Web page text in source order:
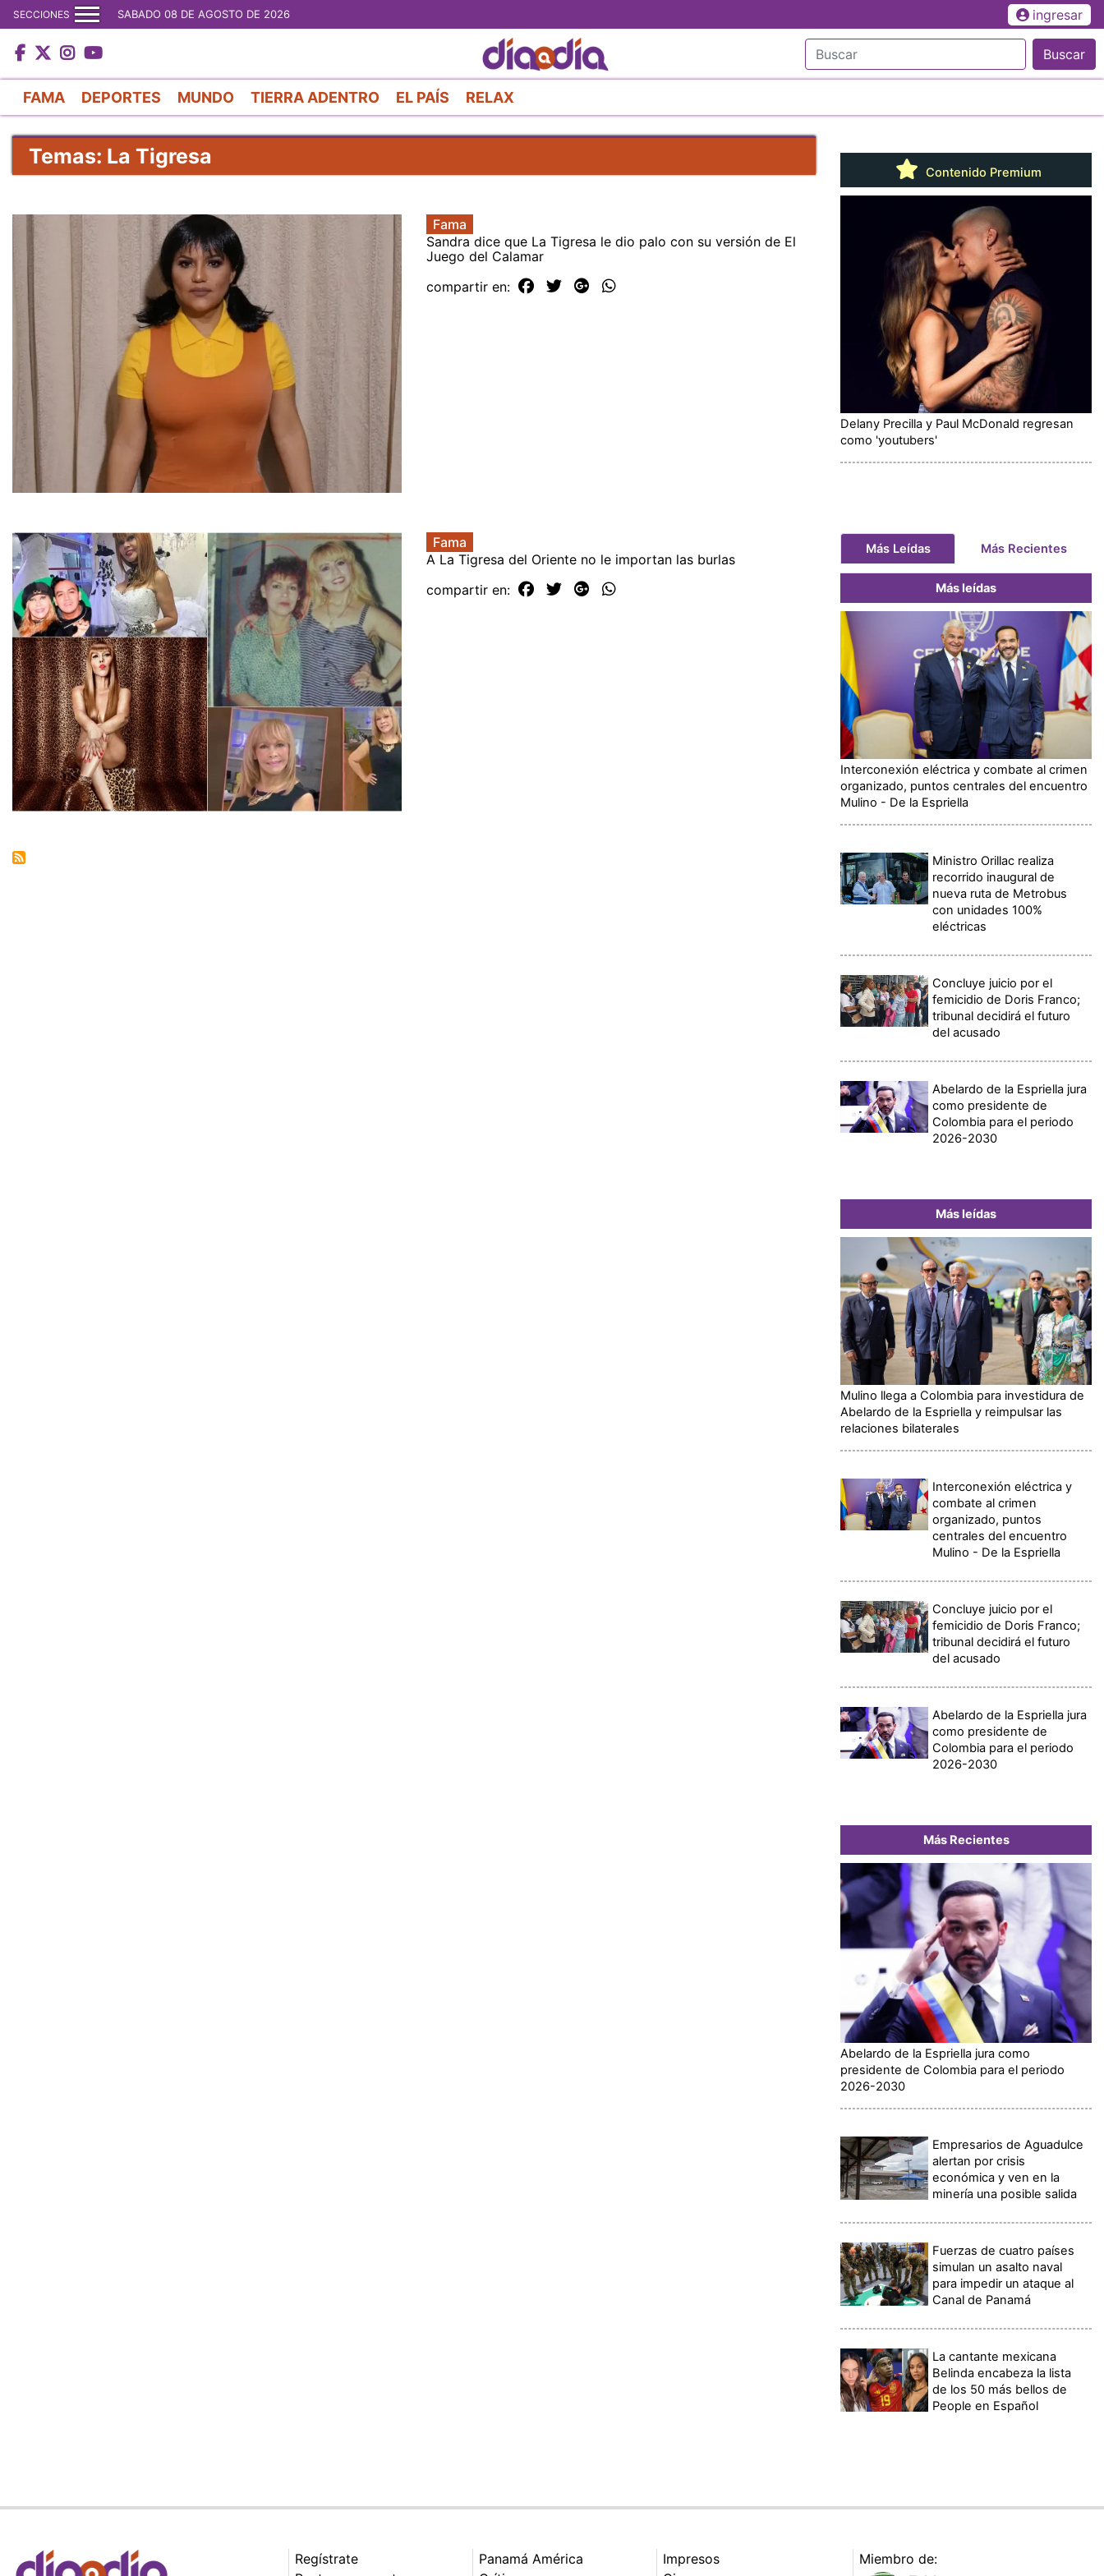
al
contenido
principal
SECCIONES SABADO 08 DE AGOSTO DE 2026 ingresar
Buscar
FAMA DEPORTES MUNDO TIERRA ADENTRO EL PAÍS RELAX
Temas: La Tigresa
Fama
Sandra dice que La Tigresa le dio palo con su versión de El
Juego del Calamar
compartir en:
Fama
A La Tigresa del Oriente no le importan las burlas
compartir en:
Contenido Premium
Delany Precilla y Paul McDonald regresan
como 'youtubers'
Más Leídas Más Recientes
Más leídas
Interconexión eléctrica y combate al crimen
organizado, puntos centrales del encuentro
Mulino - De la Espriella
Ministro Orillac realiza
recorrido inaugural de
nueva ruta de Metrobus
con unidades 100%
eléctricas
Concluye juicio por el
femicidio de Doris Franco;
tribunal decidirá el futuro
del acusado
Abelardo de la Espriella jura
como presidente de
Colombia para el periodo
2026-2030
Más leídas
Mulino llega a Colombia para investidura de
Abelardo de la Espriella y reimpulsar las
relaciones bilaterales
Interconexión eléctrica y
combate al crimen
organizado, puntos
centrales del encuentro
Mulino - De la Espriella
Concluye juicio por el
femicidio de Doris Franco;
tribunal decidirá el futuro
del acusado
Abelardo de la Espriella jura
como presidente de
Colombia para el periodo
2026-2030
Más Recientes
Abelardo de la Espriella jura como
presidente de Colombia para el periodo
2026-2030
Empresarios de Aguadulce
alertan por crisis
económica y ven en la
minería una posible salida
Fuerzas de cuatro países
simulan un asalto naval
para impedir un ataque al
Canal de Panamá
La cantante mexicana
Belinda encabeza la lista
de los 50 más bellos de
People en Español
Regístrate
Panamá América
Impresos
Miembro de: